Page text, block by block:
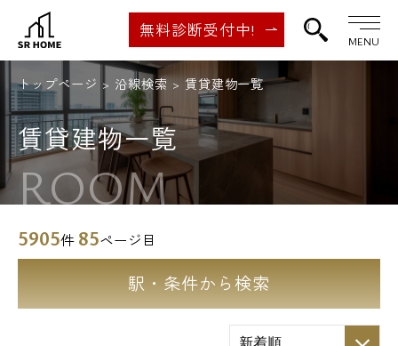
無料診断受付中!
MENU
トップページ 沿線検索 賃貸建物一覧
賃貸建物一覧
ROOM
5905件 85ページ目
駅・条件から検索